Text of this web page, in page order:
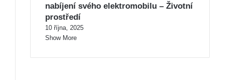
nabíjení svého elektromobilu – Životní
prostředí
10 října, 2025
Show More